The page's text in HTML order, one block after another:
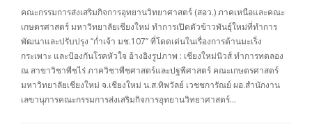
คณะกรรมการส่งเสริมกิจการอุทยานวิทยาศาสตร์ (สอว.) ภาคเหนือและคณะ
เกษตรศาสตร์ มหาวิทยาลัยเชียงใหม่ ทำการเปิดตัวข้าวพันธุ์ใหม่ที่ทำการ
พัฒนาและปรับปรุง “ก่ำเจ้า มช.107” ที่โดดเด่นในเรื่องการต้านมะเร็ง
กระเพาะ และป้องกันโรคหัวใจ อ้างอิงรูปภาพ : เชียงใหม่นิวส์ ทำการทดลอง
ณ สาขาวิชาพืชไร่ ภาควิชาพืชศาสตร์และปฐพีศาสตร์ คณะเกษตรศาสตร์
มหาวิทยาลัยเชียงใหม่ จ.เชียงใหม่ น.ส.ทิพวัลย์ เวชชการัณย์ ผอ.สำนักงาน
เลขานุการคณะกรรมการส่งเสริมกิจการอุทยานวิทยาศาสตร์…